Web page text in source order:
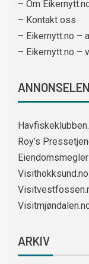
– Om
– Kontakt oss
– Eikernytt.no –
– Eikernytt.no –
Roy’s
Visithokksund.no
ARKIV